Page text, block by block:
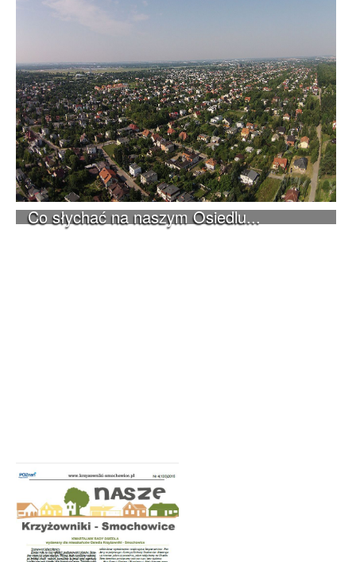
Co słychać na naszym Osiedlu...